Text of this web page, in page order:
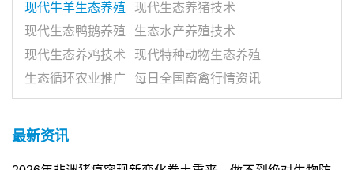
现代牛羊生态养殖
现代生态养猪技术
现代生态鸭鹅养殖
生态水产养殖技术
现代生态养鸡技术
现代特种动物生态养殖
生态循环农业推广
每日全国畜禽行情资讯
最新资讯